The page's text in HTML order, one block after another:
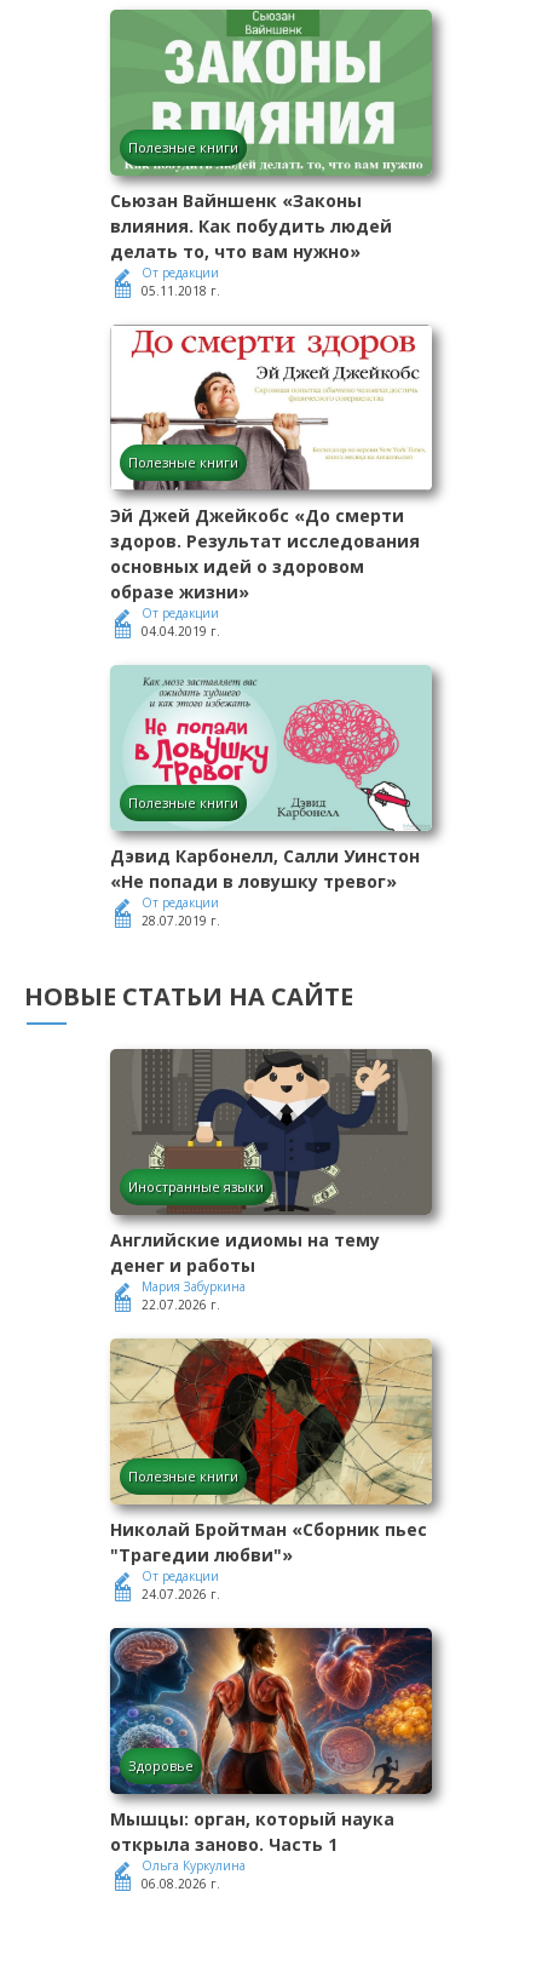
Полезные книги
Сьюзан Вайншенк «Законы
влияния. Как побудить людей
делать то, что вам нужно»
От редакции
05.11.2018 г.
Полезные книги
Эй Джей Джейкобс «До смерти
здоров. Результат исследования
основных идей о здоровом
образе жизни»
От редакции
04.04.2019 г.
Полезные книги
Дэвид Карбонелл, Салли Уинстон
«Не попади в ловушку тревог»
От редакции
28.07.2019 г.
НОВЫЕ СТАТЬИ НА САЙТЕ
Иностранные языки
Английские идиомы на тему
денег и работы
Мария Забуркина
22.07.2026 г.
Полезные книги
Николай Бройтман «Сборник пьес
"Трагедии любви"»
От редакции
24.07.2026 г.
Здоровье
Мышцы: орган, который наука
открыла заново. Часть 1
Ольга Куркулина
06.08.2026 г.